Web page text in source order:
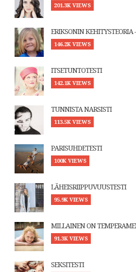
201.3K VIEWS
ERIKSONIN KEHITYSTEORIA
146.2K VIEWS
ITSETUNTOTESTI
142.1K VIEWS
TUNNISTA NARSISTI
113.5K VIEWS
PARISUHDETESTI
100K VIEWS
LÄHEISRIIPPUVUUSTESTI
95.9K VIEWS
MILLAINEN ON
91.3K VIEWS
SEKSITESTI